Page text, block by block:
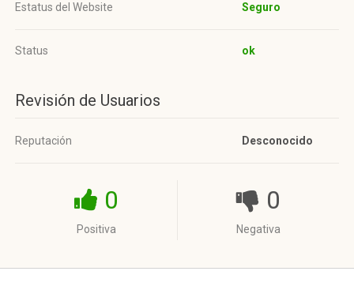
Estatus del Website Seguro
Status ok
Revisión de Usuarios
Reputación Desconocido
0
Positiva
0
Negativa